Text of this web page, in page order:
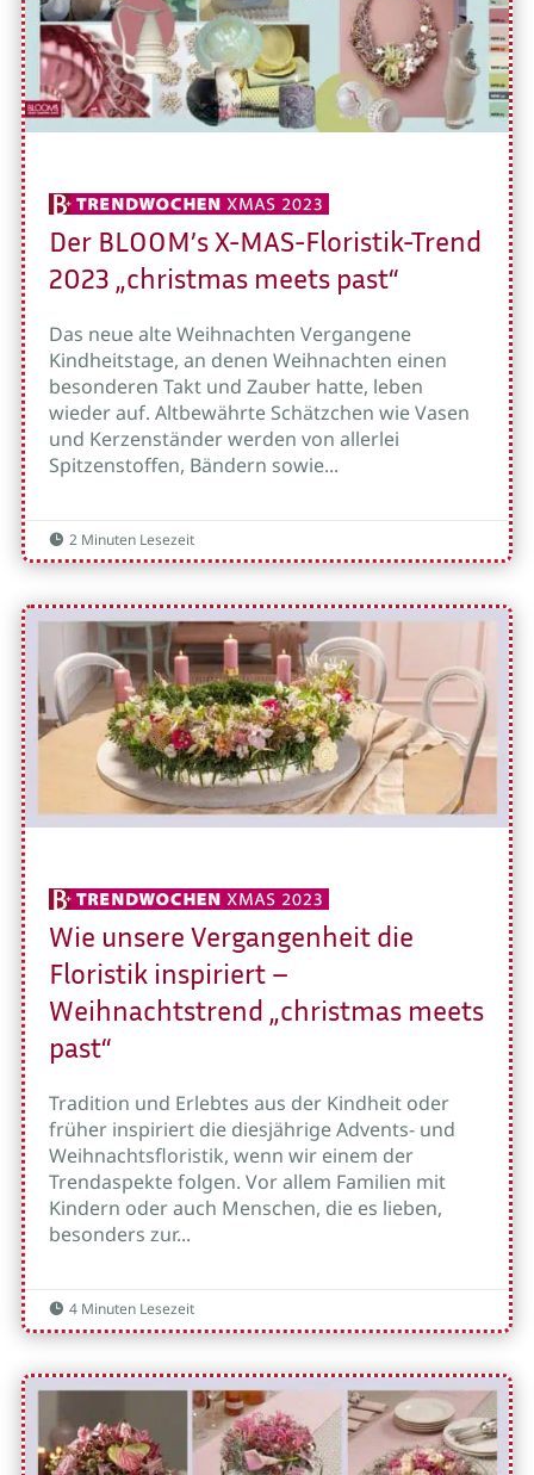
Der BLOOM’s X-MAS-Floristik-Trend
2023 „christmas meets past“
Das neue alte Weihnachten Vergangene
Kindheitstage, an denen Weihnachten einen
besonderen Takt und Zauber hatte, leben
wieder auf. Altbewährte Schätzchen wie Vasen
und Kerzenständer werden von allerlei
Spitzenstoffen, Bändern sowie...
 2 Minuten Lesezeit
Wie unsere Vergangenheit die
Floristik inspiriert –
Weihnachtstrend „christmas meets
past“
Tradition und Erlebtes aus der Kindheit oder
früher inspiriert die diesjährige Advents- und
Weihnachtsfloristik, wenn wir einem der
Trendaspekte folgen. Vor allem Familien mit
Kindern oder auch Menschen, die es lieben,
besonders zur...
 4 Minuten Lesezeit